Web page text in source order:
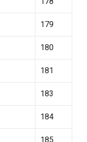
179
180
181
183
184
185